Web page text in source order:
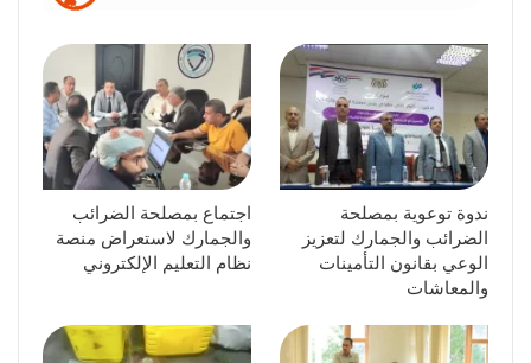
ندوة توعوية بمصلحة
الضرائب والجمارك لتعزيز
الوعي بقانون التأمينات
والمعاشات
اجتماع بمصلحة الضرائب
والجمارك لاستعراض منصة
نظام التعليم الإلكتروني